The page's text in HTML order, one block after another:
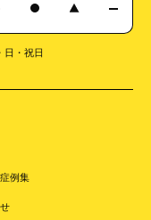
・祝日
例集